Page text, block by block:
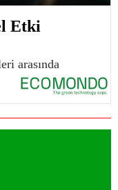
Etki
arasında